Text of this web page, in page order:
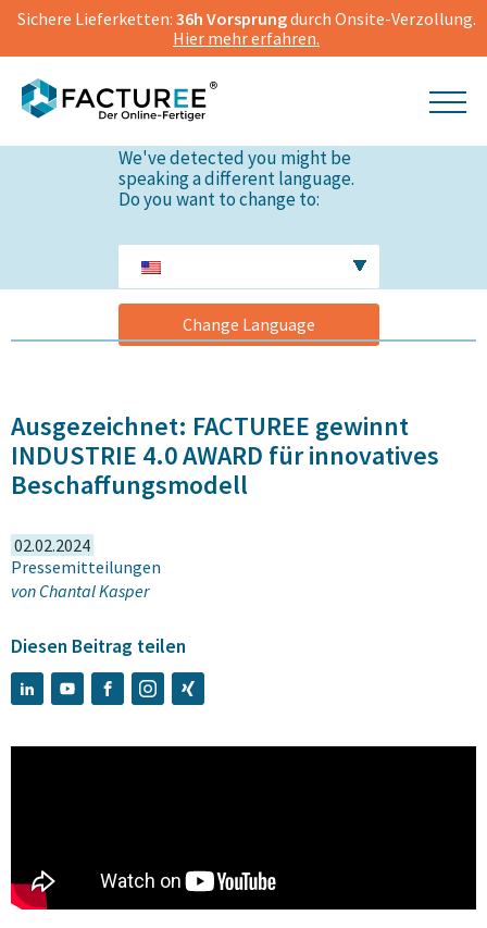
We've detected you might be
speaking a different language.
Do you want to change to:
Change Language
Sichere Lieferketten: 36h Vorsprungdurch Onsite-Verzollung.
Hier mehr erfahren.
Ausgezeichnet: FACTUREE gewinnt
INDUSTRIE 4.0 AWARD für innovatives
Beschaffungsmodell
02.02.2024
Pressemitteilungen
von Chantal Kasper
Diesen Beitrag teilen